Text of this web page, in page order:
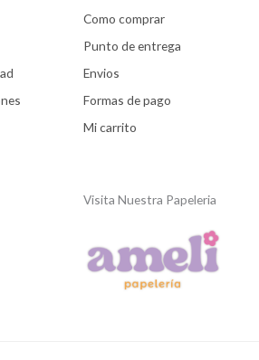
Como comprar
Punto de entrega
Envios
Formas de pago
Mi carrito
Visita Nuestra Papeleria